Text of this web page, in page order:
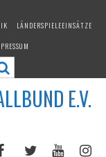
LÄNDERSPIELEEINSÄTZE
E.V.